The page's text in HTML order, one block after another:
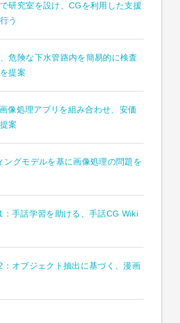
研究室を設け、CGを利用した支援
う
危険な下水管路内を簡易的に検査
提案
像処理アプリを組み合わせ、安価
案
ングモデルを基に画像処理の問題を
：手話学習を助ける、手話CG Wiki
：オブジェクト抽出に基づく、漫画